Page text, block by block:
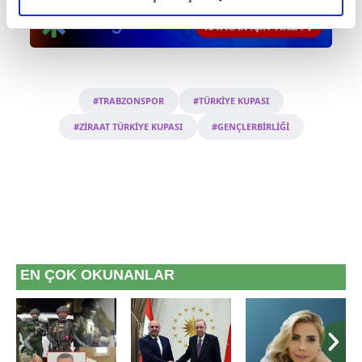
elimizden gelen çabayı gösterdiğimizi ve bu noktada,
reklamların maliyetlerimizi karşılamak noktasında tek gelir
kalemimiz olduğunu sizlere hatırlatmak isteriz.
gösterilmeyecektir."
kullanılmaktadır. Diğer çerezler, sitemizin daha işlevsel
kılınması ve kişiselleştirilmesi ve sizlere yönelik
reklam/pazarlama faaliyetlerinin yapılması, amaçlarıyla
sınırlı olarak açık rızanız dahilinde kullanılacaktır.
#TRABZONSPOR #TÜRKİYE KUPASI
#ZİRAAT TÜRKİYE KUPASI #GENÇLERBİRLİĞİ
EN ÇOK OKUNANLAR